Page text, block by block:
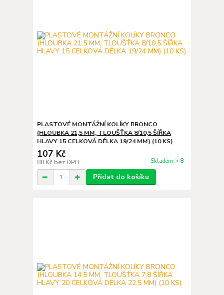
PLASTOVÉ MONTÁŽNÍ KOLÍKY BRONCO
(HLOUBKA 21,5 MM, TLOUŠŤKA 8/10,5 ŠÍŘKA
HLAVY 15 CELKOVÁ DÉLKA 19/24 MM) (10 KS)
107 Kč
88 Kč bez DPH Skladem > 8
Přidat do košíku